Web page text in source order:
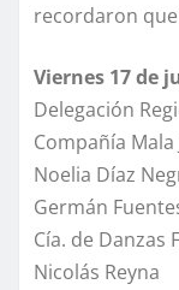
recordaron
Viernes 17 de
Delegación
Compañía Mala
Noelia Díaz
Germán
Cía. de Danzas
Nicolás Reyna